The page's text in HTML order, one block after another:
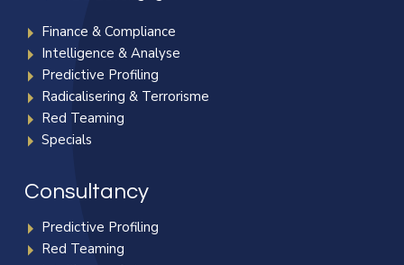
Finance & Compliance
Intelligence & Analyse
Predictive Profiling
Radicalisering & Terrorisme
Red Teaming
Specials
Consultancy
Predictive Profiling
Red Teaming